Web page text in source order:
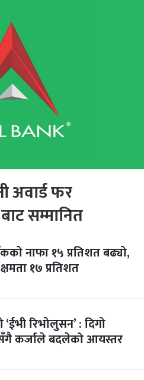
अवार्ड फर
सम्मानित
नाफा १५ प्रतिशत बढ्यो,
१७ प्रतिशत
रिभोलुसन’ : दिगो
कर्जाले बदलेको आयस्तर